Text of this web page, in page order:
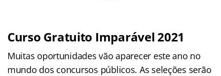
Curso Gratuito Imparável 2021
Muitas oportunidades vão aparecer este ano no
mundo dos concursos públicos. As seleções serão